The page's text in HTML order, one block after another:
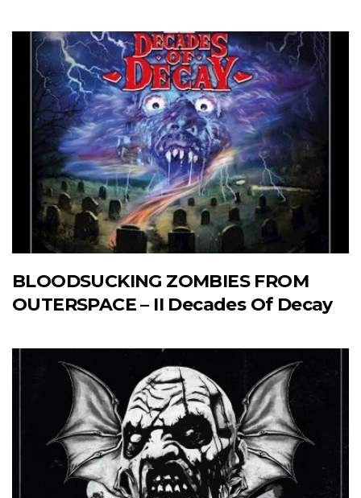
BLOODSUCKING ZOMBIES FROM
OUTERSPACE – II Decades Of Decay